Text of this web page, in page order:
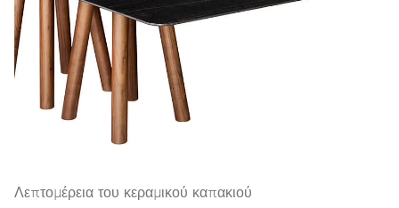
Λεπτομέρεια του κεραμικού καπακιού